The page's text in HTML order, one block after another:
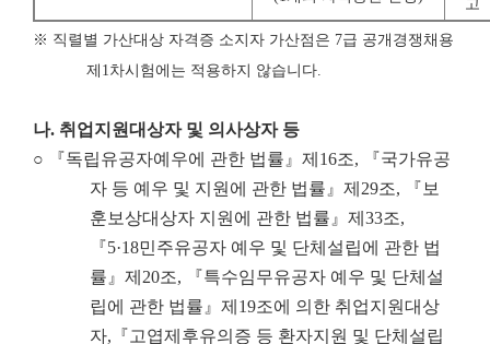
고
※ 직렬별 가산대상 자격증 소지자 가산점은 7급 공개경쟁채용
제 1 차시험에는 적용하지 않습니다.
나. 취업지원대상자 및 의사상자 등
○ 『독립유공자예우에 관한 법률』제16조, 『국가유공
자 등 예우 및 지원에 관한 법률』제29조, 『보
훈보상대상자 지원에 관한 법률』제33조,
『5·18민주유공자 예우 및 단체설립에 관한 법
률』제20조, 『특수임무유공자 예우 및 단체설
립에 관한 법률』제19조에 의한 취업지원대상
자,『고엽제후유의증 등 환자지원 및 단체설립